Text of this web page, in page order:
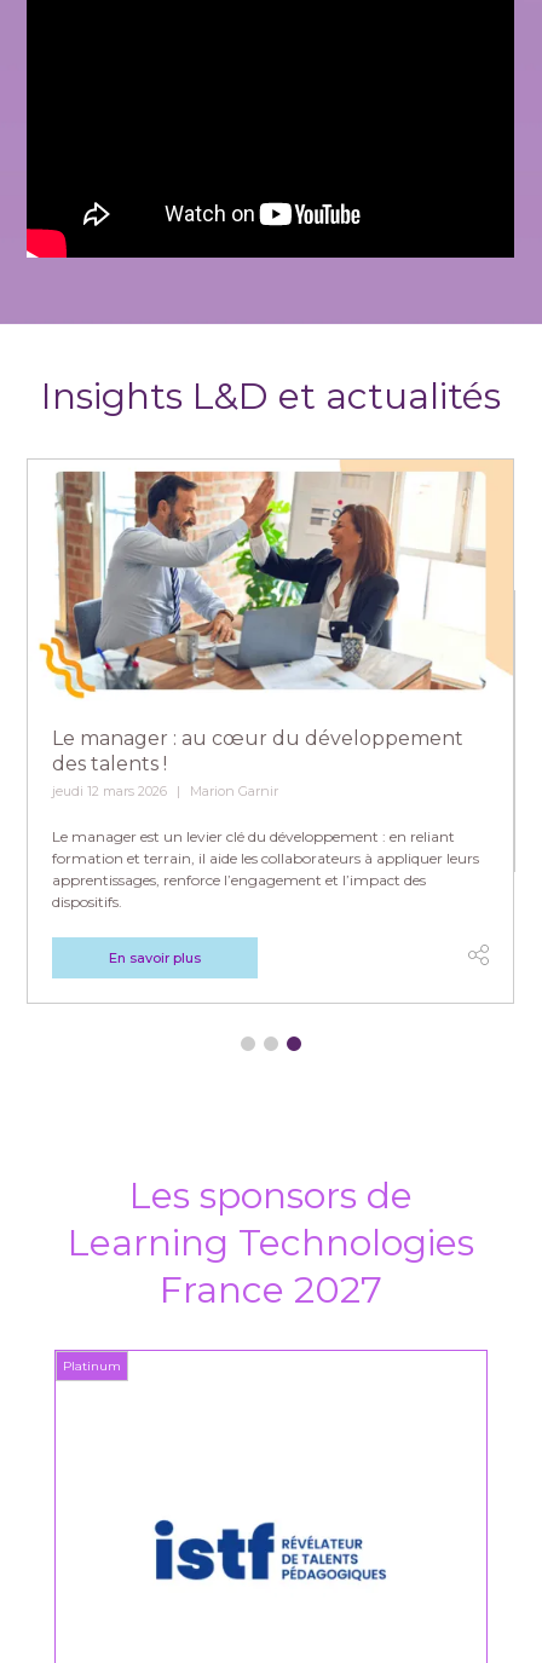
Insights L&D et actualités
Le manager : au cœur du développement
des talents !
jeudi 12 mars 2026 Marion Garnir
Le manager est un levier clé du développement : en reliant
formation et terrain, il aide les collaborateurs à appliquer leurs
apprentissages, renforce l’engagement et l’impact des
dispositifs.
En savoir plus
Les sponsors de
Learning Technologies
France 2027
Platinum